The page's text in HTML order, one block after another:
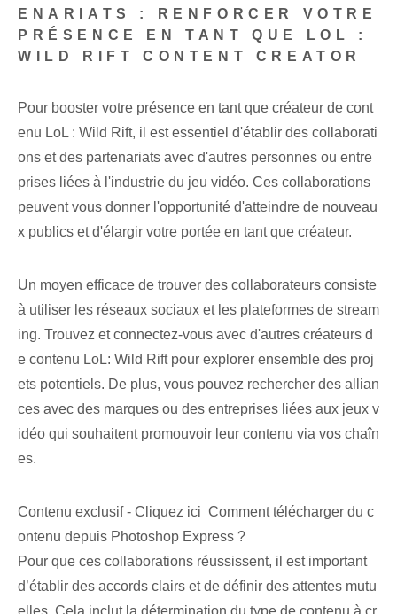
ENARIATS : RENFORCER VOTRE
PRÉSENCE EN TANT QUE LOL :
WILD RIFT CONTENT CREATOR
Pour booster votre présence en tant que créateur de cont
enu LoL : Wild Rift, il est essentiel d'établir des collaborati
ons et des partenariats avec d'autres personnes ou entre
prises liées à l'industrie du jeu vidéo. Ces collaborations
peuvent vous donner l'opportunité d'atteindre de nouveau
x publics et d'élargir votre portée en tant que créateur.
Un moyen efficace de trouver des collaborateurs consiste
à utiliser les réseaux sociaux et les plateformes de stream
ing. Trouvez et connectez-vous avec d'autres créateurs d
e contenu LoL: Wild Rift pour explorer ensemble des proj
ets potentiels. De plus, vous pouvez rechercher des allian
ces avec des marques ou des entreprises liées aux jeux v
idéo qui souhaitent promouvoir leur contenu via vos chaîn
es.
Contenu exclusif - Cliquez ici Comment télécharger du c
ontenu depuis Photoshop Express ?
Pour que ces collaborations réussissent, il est important
d’établir des accords clairs et de définir des attentes mutu